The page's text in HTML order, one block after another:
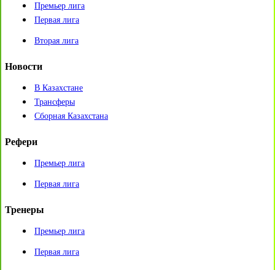
Премьер лига
Первая лига
Вторая лига
Новости
В Казахстане
Трансферы
Сборная Казахстана
Рефери
Премьер лига
Первая лига
Тренеры
Премьер лига
Первая лига